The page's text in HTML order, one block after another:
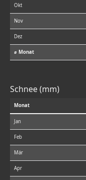
Okt
Nov
Dez
⌀ Monat
Schnee (mm)
Monat
Jan
Feb
Mär
Apr